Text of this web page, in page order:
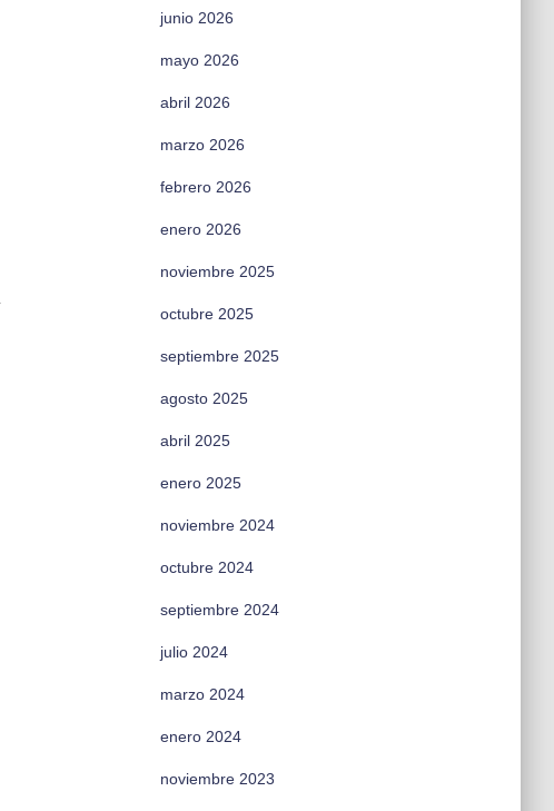
junio 2026
mayo 2026
abril 2026
marzo 2026
febrero 2026
enero 2026
noviembre 2025
octubre 2025
septiembre 2025
agosto 2025
abril 2025
enero 2025
noviembre 2024
octubre 2024
septiembre 2024
julio 2024
marzo 2024
enero 2024
noviembre 2023